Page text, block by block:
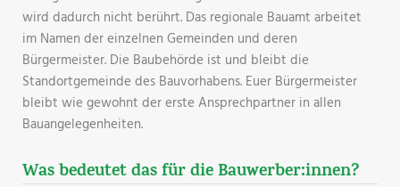
wird dadurch nicht berührt. Das regionale Bauamt arbeitet
im Namen der einzelnen Gemeinden und deren
Bürgermeister. Die Baubehörde ist und bleibt die
Standortgemeinde des Bauvorhabens. Euer Bürgermeister
bleibt wie gewohnt der erste Ansprechpartner in allen
Bauangelegenheiten.
Was bedeutet das für die Bauwerber:innen?